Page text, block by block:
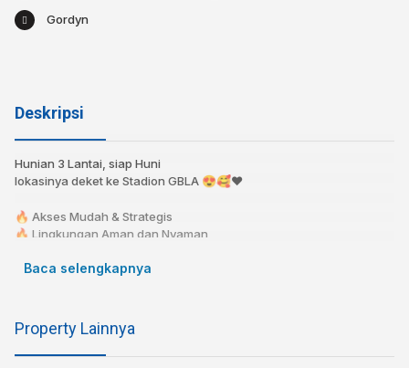
Gordyn
Deskripsi
Hunian 3 Lantai, siap Huni
lokasinya deket ke Stadion GBLA 😍🥰❤️
🔥 Akses Mudah & Strategis
🔥 Lingkungan Aman dan Nyaman
🔥 Cicilan Mulai 5 Jt-an!!
⁣⁣📍 5 menit ke Stadion GBLA
⁣⁣📍 9 menit ke Kereta Cepat WHOOSH
Baca selengkapnya
Property Lainnya